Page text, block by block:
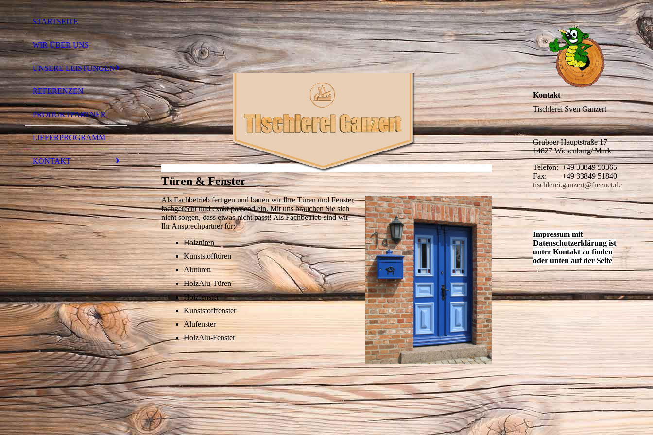
STARTSEITE
WIR ÜBER UNS
UNSERE LEISTUNGEN
REFERENZEN
PRODUKTPARTNER
LIEFERPROGRAMM
KONTAKT
Türen & Fenster
Als Fachbetrieb fertigen und bauen wir Ihre Türen und Fenster
fachgerecht und exakt passend ein. Mit uns brauchen Sie sich
nicht sorgen, dass etwas nicht passt! Als Fachbetrieb sind wir
Ihr Ansprechpartner für:
Holztüren
Kunststofftüren
Alutüren
HolzAlu-Türen
Holzfenster
Kunststofffenster
Alufenster
HolzAlu-Fenster
Kontakt
Tischlerei Sven Ganzert
Gruboer Hauptstraße 17
14827 Wiesenburg/ Mark
Telefon: +49 33849 50365
Fax: +49 33849 51840
tischlerei.ganzert@freenet.de
Impressum mit
Datenschutzerklärung ist
unter Kontakt zu finden
oder unten auf der Seite